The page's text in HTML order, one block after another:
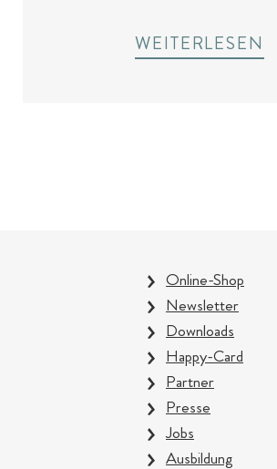
WEITERLESEN
Online-Shop
Newsletter
Downloads
Happy-Card
Partner
Presse
Jobs
Ausbildung